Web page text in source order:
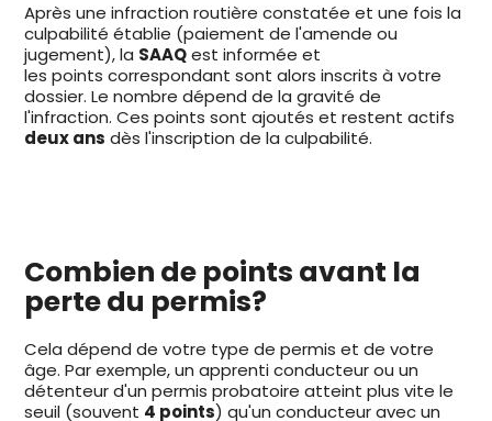
Après une infraction routière constatée et une fois la
culpabilité établie (paiement de l'amende ou
jugement), la SAAQest informée et
les points correspondant sont alors inscrits à votre
dossier. Le nombre dépend de la gravité de
l'infraction. Ces points sont ajoutés et restent actifs
deux ans dès l'inscription de la culpabilité.
Combien de points avant la
perte du permis?
Cela dépend de votre type de permis et de votre
âge. Par exemple, un apprenti conducteur ou un
détenteur d'un permis probatoire atteint plus vite le
seuil (souvent 4 points) qu'un conducteur avec un